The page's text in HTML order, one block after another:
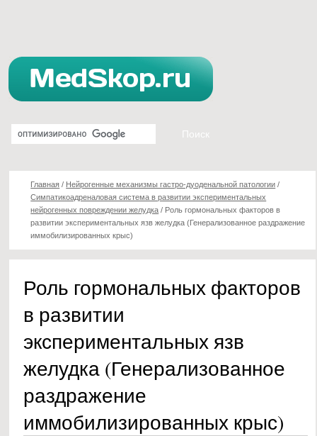
Главная / Нейрогенные механизмы гастро-дуоденальной патологии /
Симпатикоадреналовая система в развитии экспериментальных
нейрогенных повреждении желудка / Роль гормональных факторов в
развитии экспериментальных язв желудка (Генерализованное раздражение
иммобилизированных крыс)
Роль гормональных факторов
в развитии
экспериментальных язв
желудка (Генерализованное
раздражение
иммобилизированных крыс)